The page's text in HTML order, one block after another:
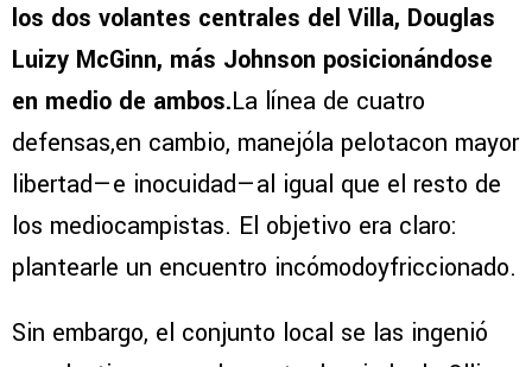
los dos volantes centrales del Villa, Douglas
Luizy McGinn, más Johnson posicionándose
en medio de ambos.La línea de cuatro
defensas,en cambio, manejóla pelotacon mayor
libertad—e inocuidad—al igual que el resto de
los mediocampistas. El objetivo era claro:
plantearle un encuentro incómodoyfriccionado.
Sin embargo, el conjunto local se las ingenió